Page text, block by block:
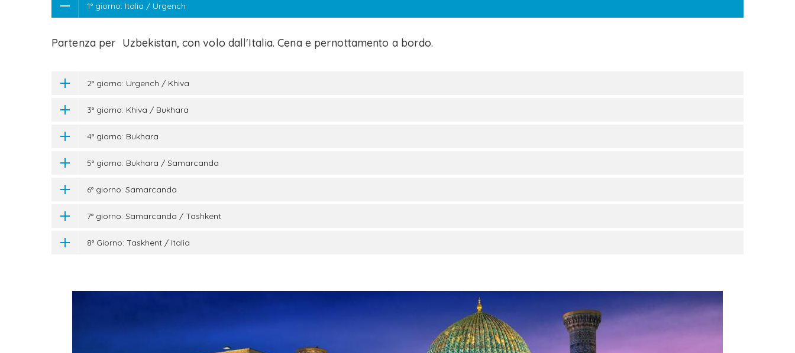
1° giorno: Italia / Urgench
Partenza per Uzbekistan, con volo dall'Italia. Cena e pernottamento a bordo.
2° giorno: Urgench / Khiva
3° giorno: Khiva / Bukhara
4° giorno: Bukhara
5° giorno: Bukhara / Samarcanda
6° giorno: Samarcanda
7° giorno: Samarcanda / Tashkent
8° Giorno: Taskhent / Italia